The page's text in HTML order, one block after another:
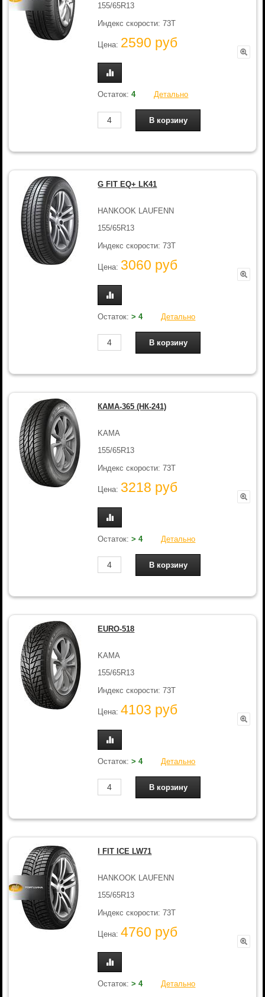
155/65R13
Индекс скорости: 73T
Цена: 2590 руб
Остаток:4 Детально
G FIT EQ+ LK41
HANKOOK LAUFENN
155/65R13
Индекс скорости: 73T
Цена: 3060 руб
Остаток:> 4 Детально
КАМА-365 (НК-241)
KAMA
155/65R13
Индекс скорости: 73T
Цена: 3218 руб
Остаток:> 4 Детально
EURO-518
KAMA
155/65R13
Индекс скорости: 73T
Цена:4103 руб
Остаток:> 4 Детально
I FIT ICE LW71
HANKOOK LAUFENN
155/65R13
Индекс скорости: 73T
Цена:4760 руб
Остаток:> 4 Детально